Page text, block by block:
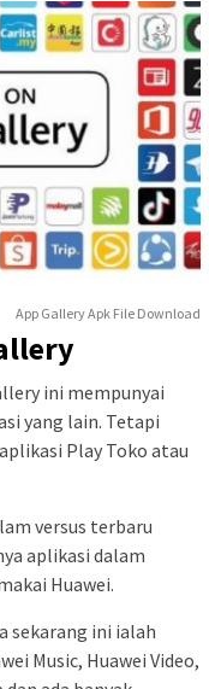
App Gallery Apk File Download
ini mempunyai
yang lain. Tetapi
Play Toko atau
versus terbaru
aplikasi dalam
Huawei.
sekarang ini ialah
Music, Huawei Video,